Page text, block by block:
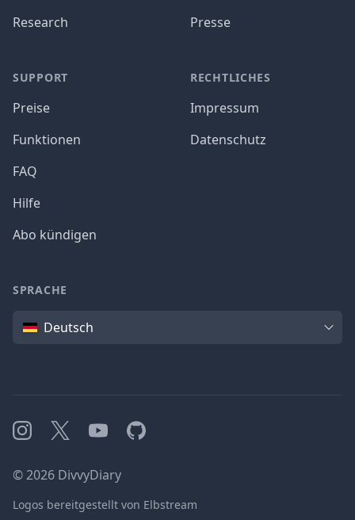
Research
SUPPORT
Preise
Funktionen
FAQ
Hilfe
Abo kündigen
Presse
RECHTLICHES
Impressum
Datenschutz
SPRACHE
SpracheDeutsch
Instagram
X YouTubeGitHub
©2026 DivvyDiary
Logos bereitgestellt von Elbstream